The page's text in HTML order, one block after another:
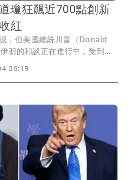
瓊狂飆近700點創新
紅
，但美國總統川普（Donald
朗的和談正在進行中，受到這
今（3）日走高，其中道瓊指數
06:19